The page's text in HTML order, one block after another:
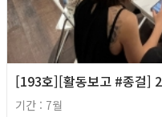
[193호][활동보고 #종걸]
기간 : 7월